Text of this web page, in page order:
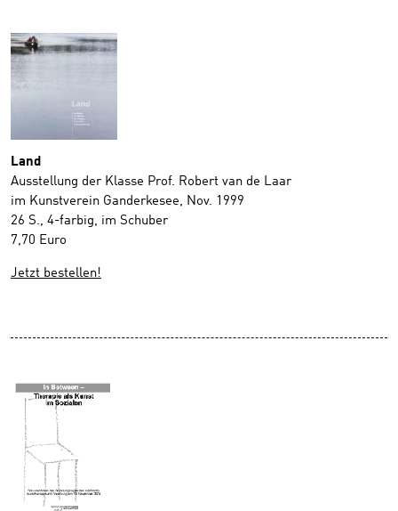
Land
Ausstellung der Klasse Prof. Robert van de Laar
im Kunstverein Ganderkesee, Nov. 1999
26 S., 4-farbig, im Schuber
7,70 Euro
Jetzt bestellen!